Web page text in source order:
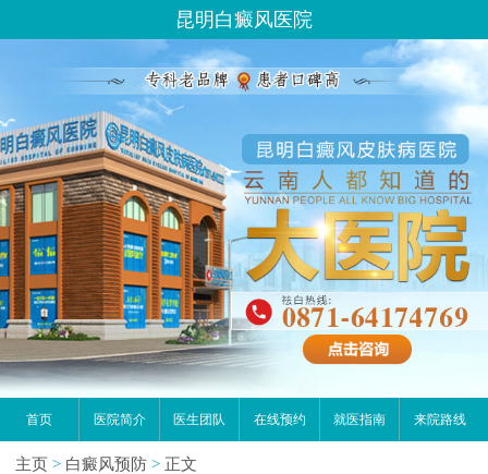
昆明白癜风医院
首页 医院简介 医生团队 在线预约 就医指南 来院路线
主页 > 白癜风预防 > 正文